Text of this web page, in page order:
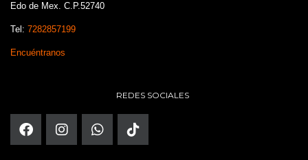
Edo de Mex. C.P.52740
Tel: 7282857199
Encuéntranos
REDES SOCIALES